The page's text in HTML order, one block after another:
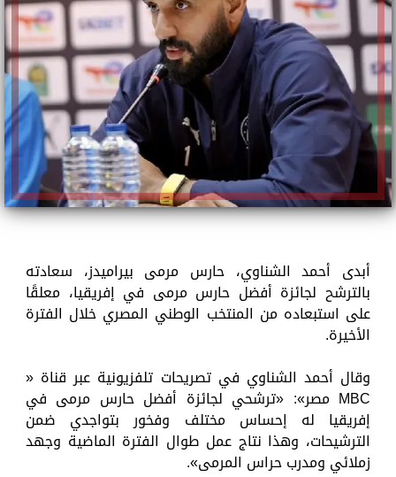
أبدى أحمد الشناوي، حارس مرمى بيراميدز، سعادته
بالترشح لجائزة أفضل حارس مرمى في إفريقيا، معلقًا
على استبعاده من المنتخب الوطني المصري خلال الفترة
الأخيرة.
وقال أحمد الشناوي في تصريحات تلفزيونية عبر قناة «
MBC مصر»: «ترشحي لجائزة أفضل حارس مرمى في
إفريقيا له إحساس مختلف وفخور بتواجدي ضمن
الترشيحات، وهذا نتاج عمل طوال الفترة الماضية وجهد
زملائي ومدرب حراس المرمى».